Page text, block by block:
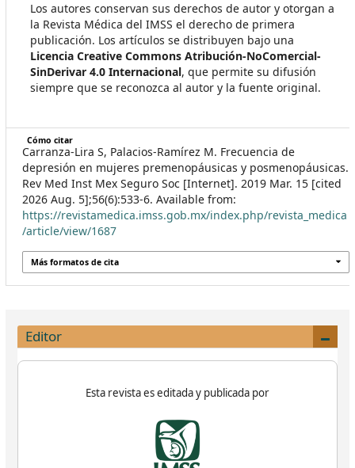
Los autores conservan sus derechos de autor y otorgan a
la Revista Médica del IMSS el derecho de primera
publicación. Los artículos se distribuyen bajo una
Licencia Creative Commons Atribución-NoComercial-
SinDerivar 4.0 Internacional, que permite su difusión
siempre que se reconozca al autor y la fuente original.
Cómo citar
Carranza-Lira S, Palacios-Ramírez M. Frecuencia de
depresión en mujeres premenopáusicas y posmenopáusicas.
Rev Med Inst Mex Seguro Soc [Internet]. 2019 Mar. 15 [cited
2026 Aug. 5];56(6):533-6. Available from:
https://revistamedica.imss.gob.mx/index.php/revista_medica
/article/view/1687
Más formatos de cita
Editor
Esta revista es editada y publicada por